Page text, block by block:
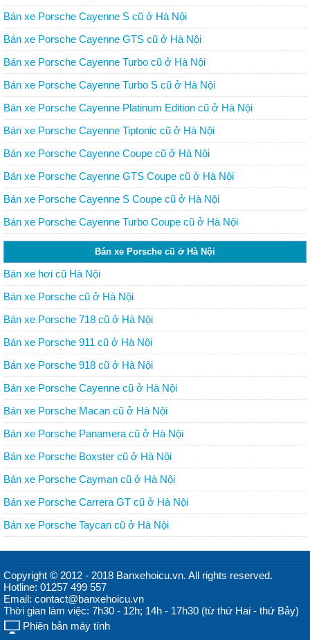
Bán xe Porsche Cayenne S cũ ở Hà Nội
Bán xe Porsche Cayenne GTS cũ ở Hà Nội
Bán xe Porsche Cayenne Turbo cũ ở Hà Nội
Bán xe Porsche Cayenne Turbo S cũ ở Hà Nội
Bán xe Porsche Cayenne Platinum Edition cũ ở Hà Nội
Bán xe Porsche Cayenne Tiptonic cũ ở Hà Nội
Bán xe Porsche Cayenne Coupe cũ ở Hà Nội
Bán xe Porsche Cayenne GTS Coupe cũ ở Hà Nội
Bán xe Porsche Cayenne S Coupe cũ ở Hà Nội
Bán xe Porsche Cayenne Turbo Coupe cũ ở Hà Nội
Bán xe Porsche cũ ở Hà Nội
Bán xe hơi cũ Hà Nội
Bán xe Porsche cũ ở Hà Nội
Bán xe Porsche 718 cũ ở Hà Nội
Bán xe Porsche 911 cũ ở Hà Nội
Bán xe Porsche 918 cũ ở Hà Nội
Bán xe Porsche Cayenne cũ ở Hà Nội
Bán xe Porsche Macan cũ ở Hà Nội
Bán xe Porsche Panamera cũ ở Hà Nội
Bán xe Porsche Boxster cũ ở Hà Nội
Bán xe Porsche Cayman cũ ở Hà Nội
Bán xe Porsche Carrera GT cũ ở Hà Nội
Bán xe Porsche Taycan cũ ở Hà Nội
Copyright © 2012 - 2018 Banxehoicu.vn. All rights reserved.
Hotline: 01257 499 557
Email: contact@banxehoicu.vn
Thời gian làm việc: 7h30 - 12h; 14h - 17h30 (từ thứ Hai - thứ Bảy)
Phiên bản máy tính